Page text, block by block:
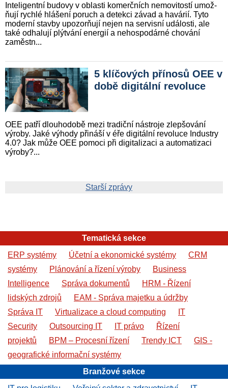
Inte­li­gent­ní budovy v oblasti komer­čních nemo­vi­tos­tí umož­
ňu­jí rychlé hlášení poruch a detekci závad a havárií. Tyto
moderní stavby upo­zor­ňu­jí nejen na servisní události, ale
také odhalují plýtvání energií a nehos­po­dár­né chování
zaměstn...
5 klíčových přínosů OEE v
době digitální revoluce
OEE patří dlouhodobě mezi tra­diční nástroje zlepšování
výroby. Jaké výhody přináší v éře digitál­ní revoluce Industry
4.0? Jak může OEE pomoci při digitalizaci a automatizaci
výroby?...
Starší zprávy
Tematická sekce
ERP systémy
Účetní a ekonomické systémy
CRM
systémy
Plánování a řízení výroby
Business
Intelligence
Správa dokumentů
HRM - Řízení
lidských zdrojů
EAM - Správa majetku a údržby
Správa IT
Virtualizace a cloud computing
IT
Security
Outsourcing IT IT právo
Řízení
projektů
BPM – Procesní řízení Trendy ICT
GIS -
geografické informační systémy
Branžové sekce